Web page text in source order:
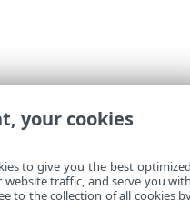
your cookies
to give you the best
website traffic, and serve you
to the collection of all cookies